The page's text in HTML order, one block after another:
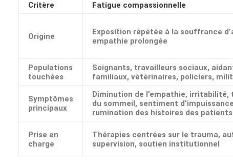
Critère Fatigue compassionnelle
Origine
Exposition répétée à la souffrance
empathie prolongée
Populations
touchées
Soignants, travailleurs sociaux,
familiaux, vétérinaires, policiers,
Symptômes
principaux
Diminution de l’empathie, irritabilité,
du sommeil, sentiment
rumination des histoires des patients
Prise en
charge
Thérapies centrées sur le trauma,
supervision, soutien institutionnel